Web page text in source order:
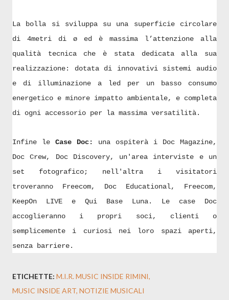
La bolla si sviluppa su una superficie circolare
di 4metri di ø ed è massima l’attenzione alla
qualità tecnica che è stata dedicata alla sua
realizzazione: dotata di innovativi sistemi audio
e di illuminazione a led per un basso consumo
energetico e minore impatto ambientale, e completa
di ogni accessorio per la massima versatilità.
Infine le Case Doc: una ospiterà i Doc Magazine,
Doc Crew, Doc Discovery, un'area interviste e un
set fotografico; nell'altra i visitatori
troveranno Freecom, Doc Educational, Freecom,
KeepOn LIVE e Qui Base Luna. Le case Doc
accoglieranno i propri soci, clienti o
semplicemente i curiosi nei loro spazi aperti,
senza barriere.
ETICHETTE: M.I.R. MUSIC INSIDE RIMINI
MUSIC INSIDE ART NOTIZIE MUSICALI